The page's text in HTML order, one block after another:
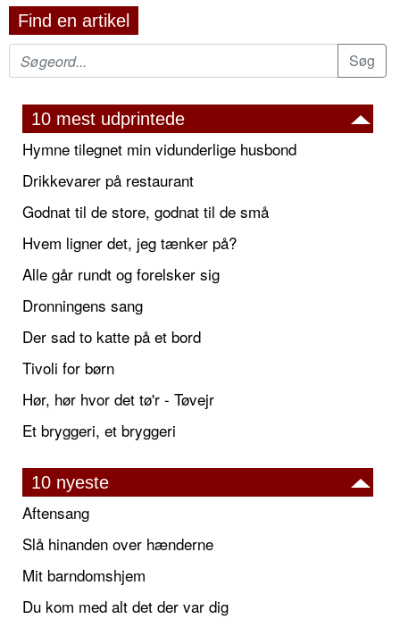
Find en artikel
10 mest udprintede
Hymne tilegnet min vidunderlige husbond
Drikkevarer på restaurant
Godnat til de store, godnat til de små
Hvem ligner det, jeg tænker på?
Alle går rundt og forelsker sig
Dronningens sang
Der sad to katte på et bord
Tivoli for børn
Hør, hør hvor det tø'r - Tøvejr
Et bryggeri, et bryggeri
10 nyeste
Aftensang
Slå hinanden over hænderne
Mit barndomshjem
Du kom med alt det der var dig